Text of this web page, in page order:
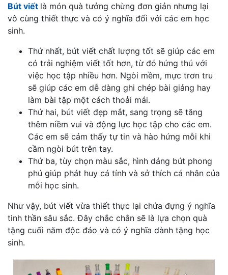
Bút viết là món quà tưởng chừng đơn giản nhưng lại
vô cùng thiết thực và có ý nghĩa đối với các em học
sinh.
Thứ nhất, bút viết chất lượng tốt sẽ giúp các em
có trải nghiệm viết tốt hơn, từ đó hứng thú với
việc học tập nhiều hơn. Ngòi mềm, mực trơn tru
sẽ giúp các em dễ dàng ghi chép bài giảng hay
làm bài tập một cách thoải mái.
Thứ hai, bút viết đẹp mắt, sang trọng sẽ tăng
thêm niềm vui và động lực học tập cho các em.
Các em sẽ cảm thấy tự tin và hào hứng mỗi khi
cầm ngòi bút trên tay.
Thứ ba, tùy chọn màu sắc, hình dáng bút phong
phú giúp phát huy cá tính và sở thích cá nhân của
mỗi học sinh.
Như vậy, bút viết vừa thiết thực lại chứa đựng ý nghĩa
tinh thần sâu sắc. Đây chắc chắn sẽ là lựa chọn quà
tặng cuối năm độc đáo và có ý nghĩa dành tặng học
sinh.